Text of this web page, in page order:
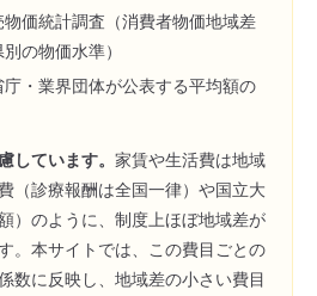
価統計調査（消費者物価地域差
の物価水準）
・業界団体が公表する平均額の
しています。 家賃や生活費は地域
（診療報酬は全国一律）や国立大
）のように、制度上ほぼ地域差が
。本サイトでは、この費目ごとの
数に反映し、地域差の小さい費目